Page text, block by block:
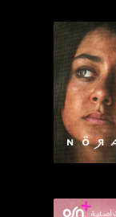
نورة